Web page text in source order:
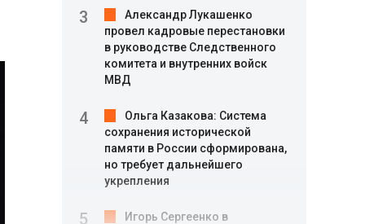
Александр Лукашенко
провел кадровые перестановки
в руководстве Следственного
комитета и внутренних войск
МВД
Ольга Казакова: Система
сохранения исторической
памяти в России сформирована,
но требует дальнейшего
укрепления
Игорь Сергеенко в